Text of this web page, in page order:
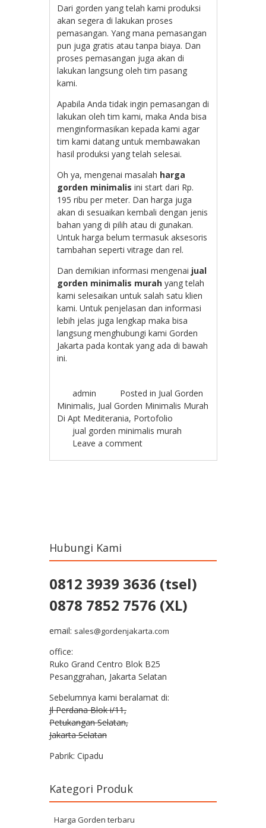
Dari gorden yang telah kami produksi
akan segera di lakukan proses
pemasangan. Yang mana pemasangan
pun juga gratis atau tanpa biaya. Dan
proses pemasangan juga akan di
lakukan langsung oleh tim pasang
kami.
Apabila Anda tidak ingin pemasangan di
lakukan oleh tim kami, maka Anda bisa
menginformasikan kepada kami agar
tim kami datang untuk membawakan
hasil produksi yang telah selesai.
Oh ya, mengenai masalah harga
gorden minimalis ini start dari Rp.
195 ribu per meter. Dan harga juga
akan di sesuaikan kembali dengan jenis
bahan yang di pilih atau di gunakan.
Untuk harga belum termasuk aksesoris
tambahan seperti vitrage dan rel.
Dan demikian informasi mengenai jual
gorden minimalis murah yang telah
kami selesaikan untuk salah satu klien
kami. Untuk penjelasan dan informasi
lebih jelas juga lengkap maka bisa
langsung menghubungi kami Gorden
Jakarta pada kontak yang ada di bawah
ini.
admin Posted in Jual Gorden
Minimalis, Jual Gorden Minimalis Murah
Di Apt Mediterania, Portofolio
jual gorden minimalis murah
Leave a comment
Hubungi Kami
0812 3939 3636 (tsel)
0878 7852 7576 (XL)
email: sales@gordenjakarta.com
office:
Ruko Grand Centro Blok B25
Pesanggrahan, Jakarta Selatan
Sebelumnya kami beralamat di:
Jl Perdana Blok i/11,
Petukangan Selatan,
Jakarta Selatan
Pabrik: Cipadu
Kategori Produk
Harga Gorden terbaru